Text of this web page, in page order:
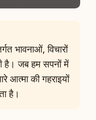
भावनाओं, विचारों
है। जब हम सपनों में
आत्मा की गहराइयों
है।